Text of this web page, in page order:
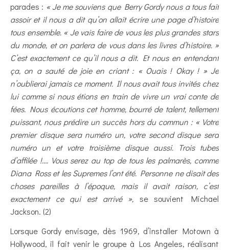
parades : « Je me souviens que Berry Gordy nous a tous fait
assoir et il nous a dit qu’on allait écrire une page d’histoire
tous ensemble. « Je vais faire de vous les plus grandes stars
du monde, et on parlera de vous dans les livres d’histoire. »
C’est exactement ce qu’il nous a dit. Et nous en entendant
ça, on a sauté de joie en criant : « Ouais ! Okay ! » Je
n’oublierai jamais ce moment. Il nous avait tous invités chez
lui comme si nous étions en train de vivre un vrai conte de
fées. Nous écoutions cet homme, bourré de talent, tellement
puissant, nous prédire un succès hors du commun : « Votre
premier disque sera numéro un, votre second disque sera
numéro un et votre troisième disque aussi. Trois tubes
d’affilée !…. Vous serez au top de tous les palmarès, comme
Diana Ross et les Supremes l’ont été. Personne ne disait des
choses pareilles à l’époque, mais il avait raison, c’est
exactement ce qui est arrivé », se souvient Michael
Jackson. (2)
Lorsque Gordy envisage, dès 1969, d’installer Motown à
Hollywood, il fait venir le groupe à Los Angeles, réalisant